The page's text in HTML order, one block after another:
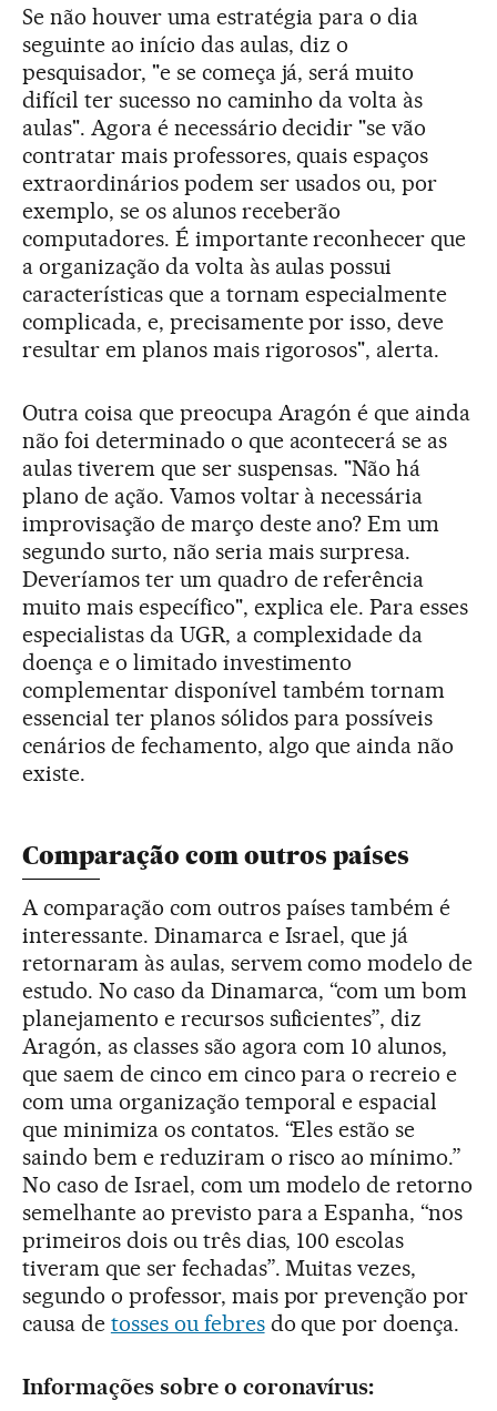
Se não houver uma estratégia para o dia
seguinte ao início das aulas, diz o
pesquisador, "e se começa já, será muito
difícil ter sucesso no caminho da volta às
aulas". Agora é necessário decidir "se vão
contratar mais professores, quais espaços
extraordinários podem ser usados ou, por
exemplo, se os alunos receberão
computadores. É importante reconhecer que
a organização da volta às aulas possui
características que a tornam especialmente
complicada, e, precisamente por isso, deve
resultar em planos mais rigorosos", alerta.
Outra coisa que preocupa Aragón é que ainda
não foi determinado o que acontecerá se as
aulas tiverem que ser suspensas. "Não há
plano de ação. Vamos voltar à necessária
improvisação de março deste ano? Em um
segundo surto, não seria mais surpresa.
Deveríamos ter um quadro de referência
muito mais específico", explica ele. Para esses
especialistas da UGR, a complexidade da
doença e o limitado investimento
complementar disponível também tornam
essencial ter planos sólidos para possíveis
cenários de fechamento, algo que ainda não
existe.
Comparação com outros países
A comparação com outros países também é
interessante. Dinamarca e Israel, que já
retornaram às aulas, servem como modelo de
estudo. No caso da Dinamarca, “com um bom
planejamento e recursos suficientes”, diz
Aragón, as classes são agora com 10 alunos,
que saem de cinco em cinco para o recreio e
com uma organização temporal e espacial
que minimiza os contatos. “Eles estão se
saindo bem e reduziram o risco ao mínimo.”
No caso de Israel, com um modelo de retorno
semelhante ao previsto para a Espanha, “nos
primeiros dois ou três dias, 100 escolas
tiveram que ser fechadas”. Muitas vezes,
segundo o professor, mais por prevenção por
causa de tosses ou febresdo que por doença.
Informações sobre o coronavírus: